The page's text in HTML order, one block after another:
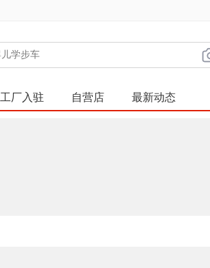
工厂入驻 自营店 最新动态